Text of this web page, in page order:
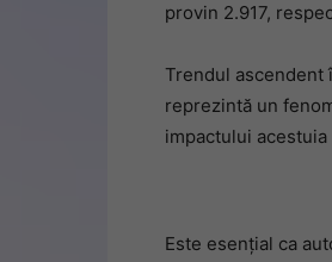
provin 2.917,
Trendul
reprezintă un
impactului
Este esențial ca